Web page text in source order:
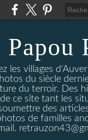
les villages
du siècle
du terroir. Des
ce site tant les
des
de familles